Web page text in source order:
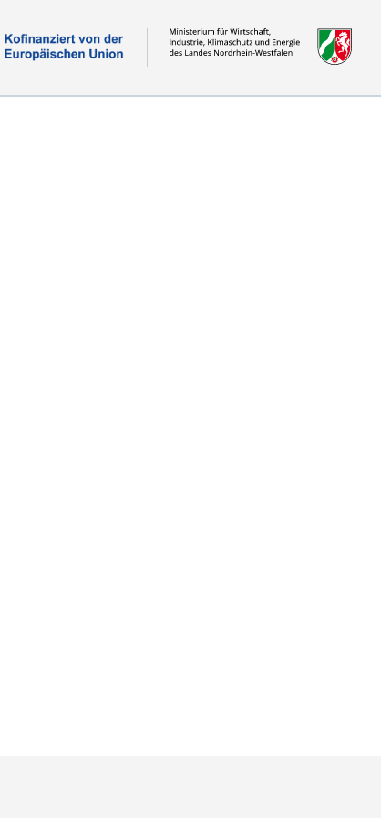
2023: Science meets Business